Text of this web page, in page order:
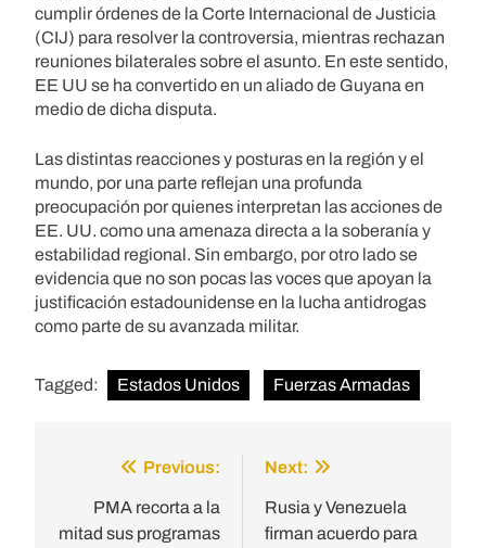
cumplir órdenes de la Corte Internacional de Justicia
(CIJ) para resolver la controversia, mientras rechazan
reuniones bilaterales sobre el asunto. En este sentido,
EE UU se ha convertido en un aliado de Guyana en
medio de dicha disputa.
Las distintas reacciones y posturas en la región y el
mundo, por una parte reflejan una profunda
preocupación por quienes interpretan las acciones de
EE. UU. como una amenaza directa a la soberanía y
estabilidad regional. Sin embargo, por otro lado se
evidencia que no son pocas las voces que apoyan la
justificación estadounidense en la lucha antidrogas
como parte de su avanzada militar.
Tagged: Estados Unidos Fuerzas Armadas
navigation
Previous:
PMA recorta a la
mitad sus programas
Next:
Rusia y Venezuela
firman acuerdo para